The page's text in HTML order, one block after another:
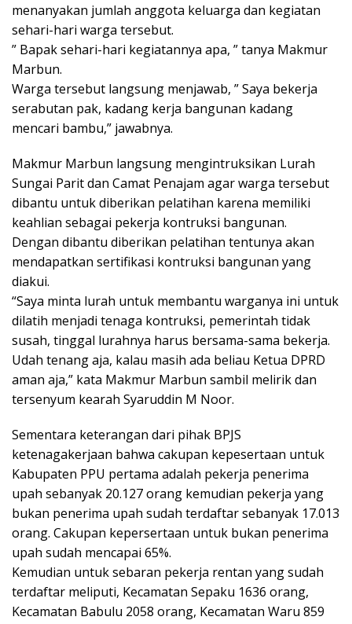
menanyakan jumlah anggota keluarga dan kegiatan
sehari-hari warga tersebut.
” Bapak sehari-hari kegiatannya apa, ” tanya Makmur
Marbun.
Warga tersebut langsung menjawab, ” Saya bekerja
serabutan pak, kadang kerja bangunan kadang
mencari bambu,” jawabnya.
Makmur Marbun langsung mengintruksikan Lurah
Sungai Parit dan Camat Penajam agar warga tersebut
dibantu untuk diberikan pelatihan karena memiliki
keahlian sebagai pekerja kontruksi bangunan.
Dengan dibantu diberikan pelatihan tentunya akan
mendapatkan sertifikasi kontruksi bangunan yang
diakui.
“Saya minta lurah untuk membantu warganya ini untuk
dilatih menjadi tenaga kontruksi, pemerintah tidak
susah, tinggal lurahnya harus bersama-sama bekerja.
Udah tenang aja, kalau masih ada beliau Ketua DPRD
aman aja,” kata Makmur Marbun sambil melirik dan
tersenyum kearah Syaruddin M Noor.
Sementara keterangan dari pihak BPJS
ketenagakerjaan bahwa cakupan kepesertaan untuk
Kabupaten PPU pertama adalah pekerja penerima
upah sebanyak 20.127 orang kemudian pekerja yang
bukan penerima upah sudah terdaftar sebanyak 17.013
orang. Cakupan kepersertaan untuk bukan penerima
upah sudah mencapai 65%.
Kemudian untuk sebaran pekerja rentan yang sudah
terdaftar meliputi, Kecamatan Sepaku 1636 orang,
Kecamatan Babulu 2058 orang, Kecamatan Waru 859